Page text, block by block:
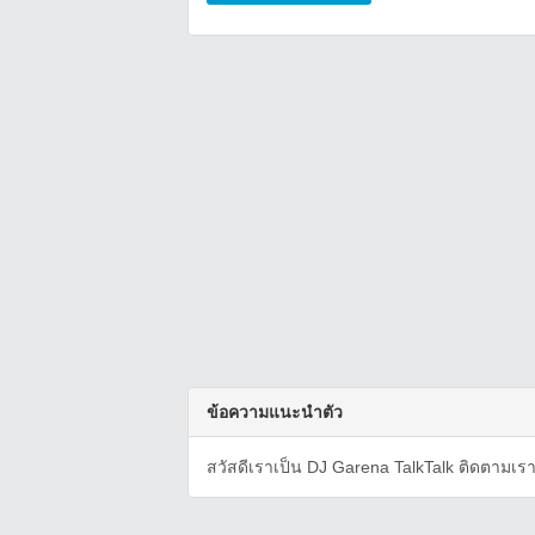
ข้อความแนะนำตัว
สวัสดีเราเป็น DJ Garena TalkTalk ติดตามเ